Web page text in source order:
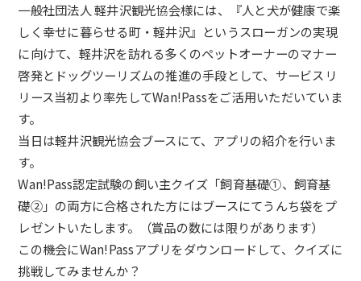
一般社団法人 軽井沢観光協会様には、『人と犬が健康で楽
しく幸せに暮らせる町・軽井沢』 というスローガンの実現
に向けて、 軽井沢を訪れる多くのペットオーナーのマナー
啓発とドッグツーリ ズムの推進の手段として、 サービスリ
リース当初より率先してWan!Passをご活用いただいていま
す。
当日は軽井沢観光協会ブースにて、アプリの紹介を行いま
す。
Wan!Pass認定試験の飼い主クイズ「飼育基礎①、 飼育基
礎②」 の両方に合格された方にはブースにてうんち袋をプ
レゼントいたします。（賞品の数には限りがあります）
この機会にWan!Passアプリをダウンロードして、 クイズに
挑戦してみませんか？